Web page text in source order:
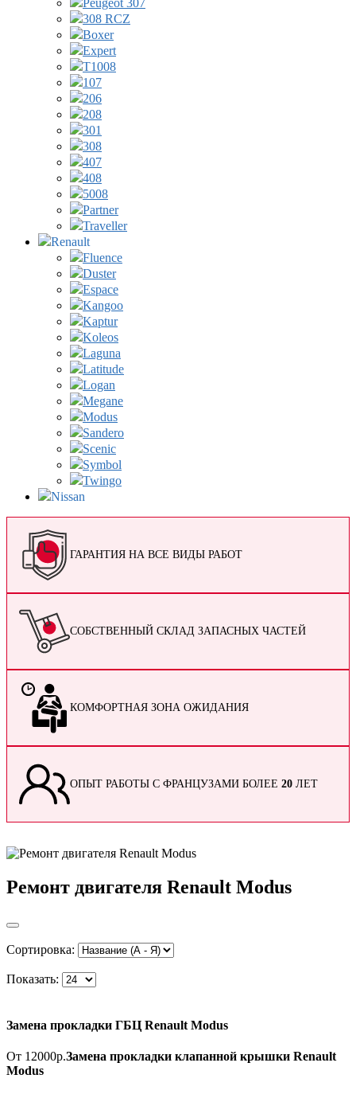
Peugeot 307
308 RCZ
Boxer
Expert
T1008
107
206
208
301
308
407
408
5008
Partner
Traveller
Renault
Fluence
Duster
Espace
Kangoo
Kaptur
Koleos
Laguna
Latitude
Logan
Megane
Modus
Sandero
Scenic
Symbol
Twingo
Nissan
ГАРАНТИЯ НА ВСЕ ВИДЫ РАБОТ
СОБСТВЕННЫЙ СКЛАД ЗАПАСНЫХ ЧАСТЕЙ
КОМФОРТНАЯ ЗОНА ОЖИДАНИЯ
ОПЫТ РАБОТЫ С ФРАНЦУЗАМИ БОЛЕЕ 20 ЛЕТ
Ремонт двигателя Renault Modus
Сортировка:
Показать:
Замена прокладки ГБЦ Renault Modus
От 12000р.Замена прокладки клапанной крышки Renault
Modus